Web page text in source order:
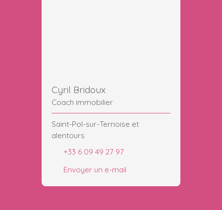
Cyril Bridoux
Coach immobilier
Saint-Pol-sur-Ternoise et
alentours
+33 6 09 49 27 97
Envoyer un e-mail